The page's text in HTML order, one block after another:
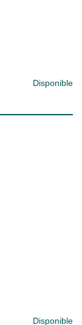
Disponible
Disponible